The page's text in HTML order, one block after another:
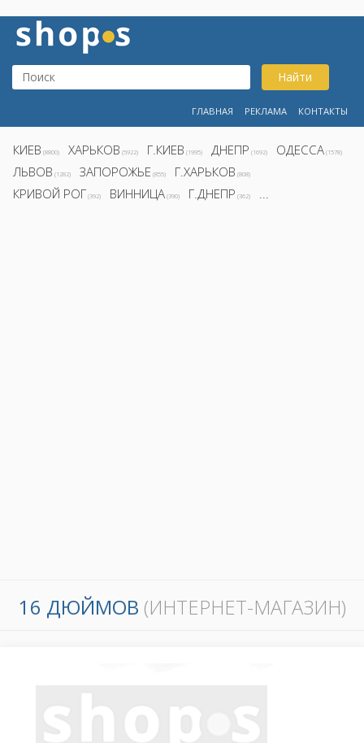
Найти
ГЛАВНАЯ РЕКЛАМА КОНТАКТЫ
КИЕВ (8800) ХАРЬКОВ (5922) Г.КИЕВ (1995) ДНЕПР (1692) ОДЕССА (1578)
ЛЬВОВ (1282) ЗАПОРОЖЬЕ (855) Г.ХАРЬКОВ (808)
КРИВОЙ РОГ (392) ВИННИЦА (390) Г.ДНЕПР (362) ...
16 ДЮЙМОВ (ИНТЕРНЕТ-МАГАЗИН)